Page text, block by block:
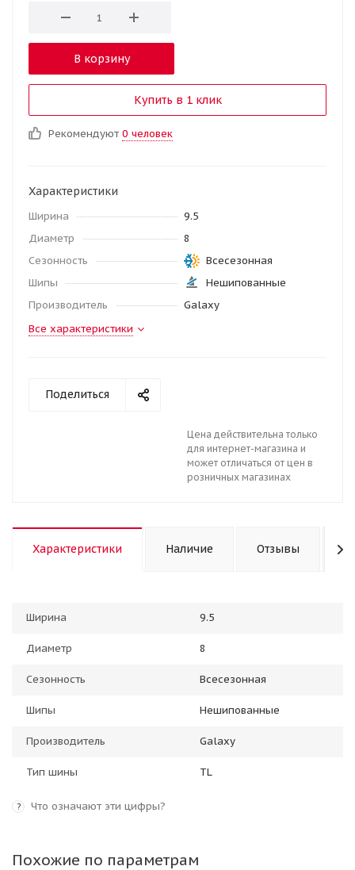
В корзину
Купить в 1 клик
Рекомендуют 0 человек
Характеристики
Ширина
9.5
Диаметр
8
Сезонность
Всесезонная
Шипы
Нешипованные
Производитель
Galaxy
Все характеристики
Поделиться
Цена действительна только
для интернет-магазина и
может отличаться от цен в
розничных магазинах
Характеристики Наличие Отзывы
Ширина 9.5
Диаметр 8
Сезонность Всесезонная
Шипы Нешипованные
Производитель Galaxy
Тип шины TL
? Что означают эти цифры?
Похожие по параметрам